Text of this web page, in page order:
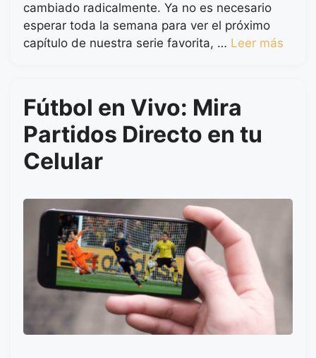
cambiado radicalmente. Ya no es necesario
esperar toda la semana para ver el próximo
capítulo de nuestra serie favorita, … Leer más
Fútbol en Vivo: Mira
Partidos Directo en tu
Celular